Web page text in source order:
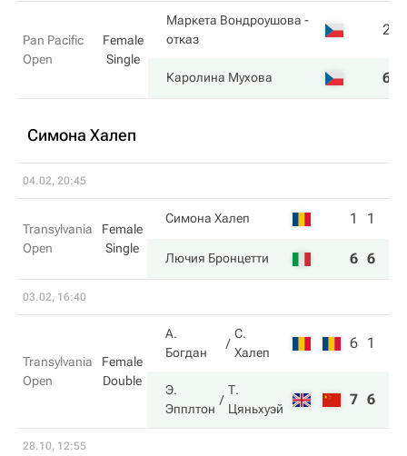
Pan Pacific
Open
Female
Single
Маркета Вондроушова -
отказ
2
Каролина Мухова 6
Симона Халеп
04.02, 20:45
Transylvania
Open
Female
Single
Симона Халеп 1 1
Лючия Бронцетти 6 6
03.02, 16:40
Transylvania
Open
Female
Double
А.
Богдан
С.
Халеп
6 1
Э.
Эпплтон
Т.
Цяньхуэй
7 6
28.10, 12:55